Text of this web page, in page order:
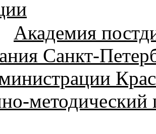
Академия
Санкт-
методический